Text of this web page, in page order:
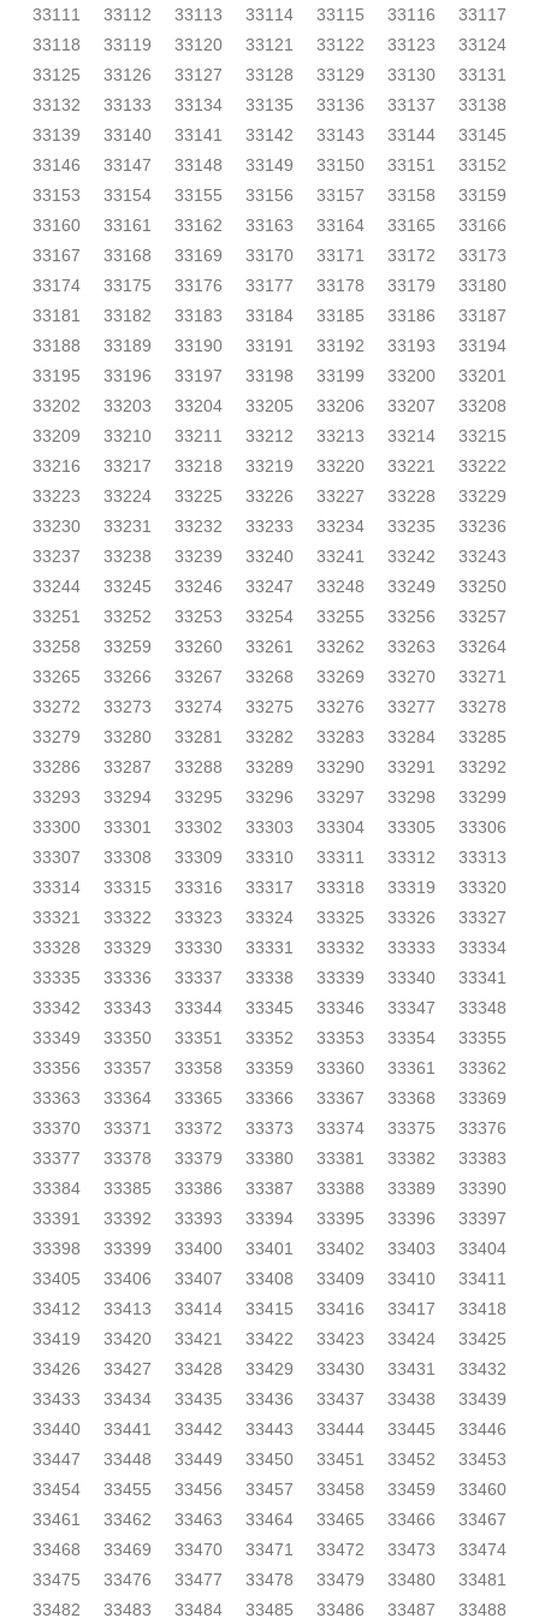
33111
33112 33113 33114 33115 33116
33117
33118
33119 33120 33121 33122 33123
33124
33125
33126 33127 33128 33129 33130
33131
33132
33133 33134 33135 33136 33137
33138
33139
33140 33141 33142 33143 33144
33145
33146
33147 33148 33149 33150 33151
33152
33153
33154 33155 33156 33157 33158
33159
33160
33161 33162 33163 33164 33165
33166
33167
33168 33169 33170 33171 33172
33173
33174
33175 33176 33177 33178 33179
33180
33181
33182 33183 33184 33185 33186
33187
33188
33189 33190 33191 33192 33193
33194
33195
33196 33197 33198 33199 33200
33201
33202
33203 33204 33205 33206 33207
33208
33209
33210 33211 33212 33213 33214
33215
33216
33217 33218 33219 33220 33221
33222
33223
33224 33225 33226 33227 33228
33229
33230
33231 33232 33233 33234 33235
33236
33237
33238 33239 33240 33241 33242
33243
33244
33245 33246 33247 33248 33249
33250
33251
33252 33253 33254 33255 33256
33257
33258
33259 33260 33261 33262 33263
33264
33265
33266 33267 33268 33269 33270
33271
33272
33273 33274 33275 33276 33277
33278
33279
33280 33281 33282 33283 33284
33285
33286
33287 33288 33289 33290 33291
33292
33293
33294 33295 33296 33297 33298
33299
33300
33301 33302 33303 33304 33305
33306
33307
33308 33309 33310 33311 33312
33313
33314
33315 33316 33317 33318 33319
33320
33321
33322 33323 33324 33325 33326
33327
33328
33329 33330 33331 33332 33333
33334
33335
33336 33337 33338 33339 33340
33341
33342
33343 33344 33345 33346 33347
33348
33349
33350 33351 33352 33353 33354
33355
33356
33357 33358 33359 33360 33361
33362
33363
33364 33365 33366 33367 33368
33369
33370
33371 33372 33373 33374 33375
33376
33377
33378 33379 33380 33381 33382
33383
33384
33385 33386 33387 33388 33389
33390
33391
33392 33393 33394 33395 33396
33397
33398
33399 33400 33401 33402 33403
33404
33405
33406 33407 33408 33409 33410
33411
33412
33413 33414 33415 33416 33417
33418
33419
33420 33421 33422 33423 33424
33425
33426
33427 33428 33429 33430 33431
33432
33433
33434 33435 33436 33437 33438
33439
33440
33441 33442 33443 33444 33445
33446
33447
33448 33449 33450 33451 33452
33453
33454
33455 33456 33457 33458 33459
33460
33461
33462 33463 33464 33465 33466
33467
33468
33469 33470 33471 33472 33473
33474
33475
33476 33477 33478 33479 33480
33481
33482
33483 33484 33485 33486 33487 33488